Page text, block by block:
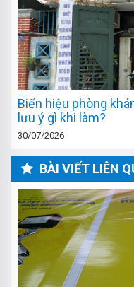
Biển hiệu phòng
lưu ý gì khi làm?
30/07/2026
BÀI VIẾT LIÊN